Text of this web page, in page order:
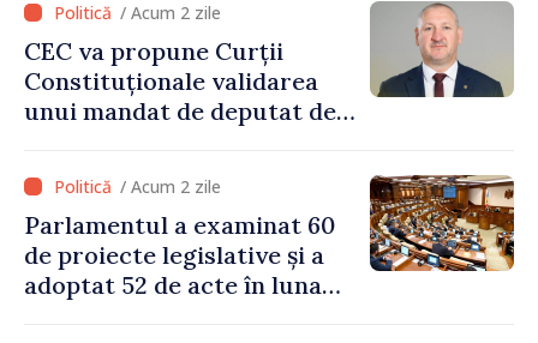
/ Acum 2 zile
CEC va propune Curții
Constituționale validarea
unui mandat de deputat de
/ Acum 2 zile
Parlamentul a examinat 60
de proiecte legislative și a
adoptat 52 de acte în luna